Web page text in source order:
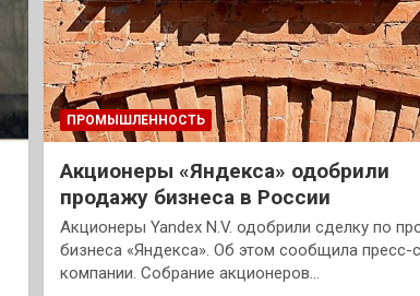
ПРОМЫШЛЕННОСТЬ
Акционеры «Яндекса» одобрили
продажу бизнеса в России
Акционеры Yandex N.V. одобрили сделку по
бизнеса «Яндекса». Об этом сообщила пресс-
компании. Собрание акционеров…